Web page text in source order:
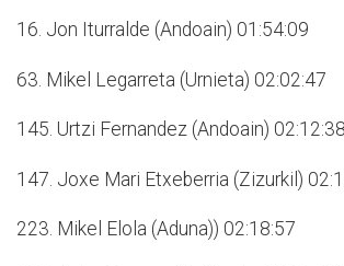
16. Jon Iturralde (Andoain) 01:54:09
63. Mikel Legarreta (Urnieta) 02:02:47
145. Urtzi Fernandez (Andoain) 02:12:38
147. Joxe Mari Etxeberria (Zizurkil)
223. Mikel Elola (Aduna)) 02:18:57